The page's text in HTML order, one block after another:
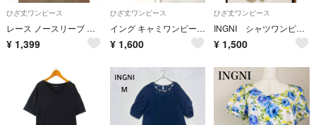
ひざ丈ワンピース
レース ノースリーブ ワンピース
¥ 1,399
ひざ丈ワンピース
イング キャミワンピース ワンショルダー タイト ティアード フリル M 黒
¥ 1,600
ひざ丈ワンピース
INGNI シャツワンピース
¥ 1,500